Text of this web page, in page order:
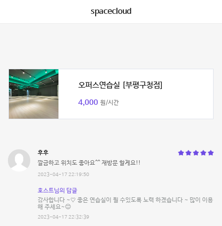
spacecloud
오퍼스연습실 [부평구청점]
4,000 원/시간
후후
깔금하고 위치도 좋아요^^ 재방문 할게요!!
2023-04-17 22:19:50
호스트님의 답글
감사합니다 ~♡ 좋은 연습실이 될 수있도록 노력 하겠습니다 ~ 많이 이용
해 주세요~😊
2023-04-17 22:32:39